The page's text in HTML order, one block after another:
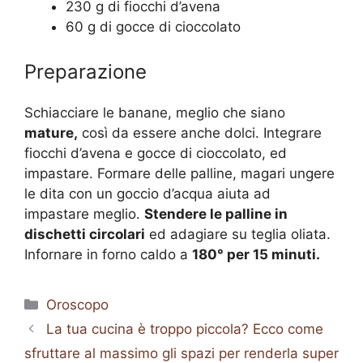
230 g di fiocchi d’avena
60 g di gocce di cioccolato
Preparazione
Schiacciare le banane, meglio che siano
mature, così da essere anche dolci. Integrare
fiocchi d’avena e gocce di cioccolato, ed
impastare. Formare delle palline, magari ungere
le dita con un goccio d’acqua aiuta ad
impastare meglio. Stendere le palline in
dischetti circolari ed adagiare su teglia oliata.
Infornare in forno caldo a 180° per 15 minuti.
Categorie
Oroscopo
La tua cucina è troppo piccola? Ecco come
sfruttare al massimo gli spazi per renderla super